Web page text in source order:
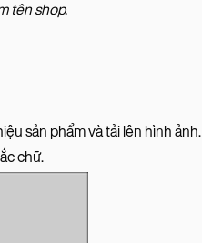
tên shop.
sản phẩm và tải lên hình ảnh.
chữ.